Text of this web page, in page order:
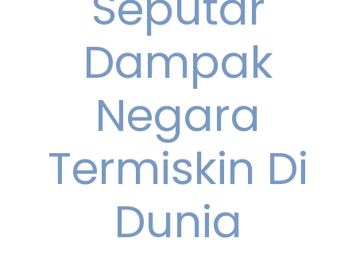
Dampak
Negara
Termiskin Di
Dunia